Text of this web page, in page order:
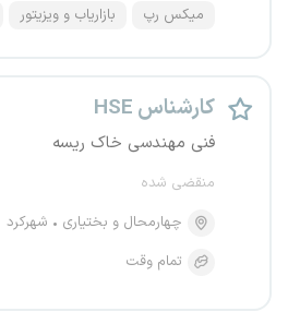
میکس رپ بازاریاب و ویزیتور
کارشناس HSE
فنی مهندسی خاک ریسه
منقضی شده
چهارمحال و بختیاری
شهرکرد
تمام وقت